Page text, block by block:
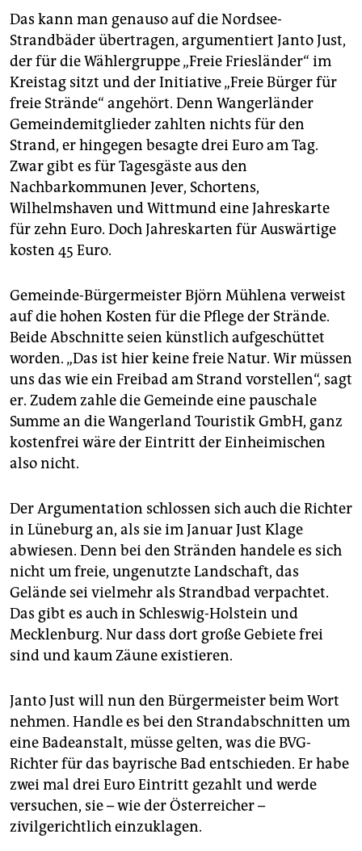
Auch in Schleswig-Holstein und Mecklenburg-
Vorpommern gibt es an Stränden Gebühren. Es gibt
aber auch viele freie Strände. Manche Gemeinden
erheben Parkplatz-Gebühr.
Das kann man genauso auf die Nordsee-
Strandbäder übertragen, argumentiert Janto Just,
der für die Wählergruppe „Freie Friesländer“ im
Kreistag sitzt und der Initiative „Freie Bürger für
freie Strände“ angehört. Denn Wangerländer
Gemeindemitglieder zahlten nichts für den
Strand, er hingegen besagte drei Euro am Tag.
Zwar gibt es für Tagesgäste aus den
Nachbarkommunen Jever, Schortens,
Wilhelmshaven und Wittmund eine Jahreskarte
für zehn Euro. Doch Jahreskarten für Auswärtige
kosten 45 Euro.
Gemeinde-Bürgermeister Björn Mühlena verweist
auf die hohen Kosten für die Pflege der Strände.
Beide Abschnitte seien künstlich aufgeschüttet
worden. „Das ist hier keine freie Natur. Wir müssen
uns das wie ein Freibad am Strand vorstellen“, sagt
er. Zudem zahle die Gemeinde eine pauschale
Summe an die Wangerland Touristik GmbH, ganz
kostenfrei wäre der Eintritt der Einheimischen
also nicht.
Der Argumentation schlossen sich auch die Richter
in Lüneburg an, als sie im Januar Just Klage
abwiesen. Denn bei den Stränden handele es sich
nicht um freie, ungenutzte Landschaft, das
Gelände sei vielmehr als Strandbad verpachtet.
Das gibt es auch in Schleswig-Holstein und
Mecklenburg. Nur dass dort große Gebiete frei
sind und kaum Zäune existieren.
Janto Just will nun den Bürgermeister beim Wort
nehmen. Handle es bei den Strandabschnitten um
eine Badeanstalt, müsse gelten, was die BVG-
Richter für das bayrische Bad entschieden. Er habe
zwei mal drei Euro Eintritt gezahlt und werde
versuchen, sie – wie der Österreicher –
zivilgerichtlich einzuklagen.